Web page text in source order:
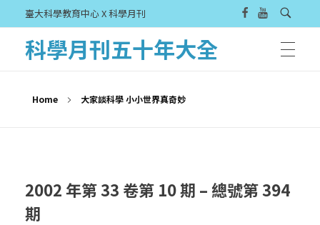
臺大科學教育中心 X 科學月刊
科學月刊五十年大全
Home 大家談科學 小小世界真奇妙
2002 年第 33 卷第 10 期 – 總號第 394
期